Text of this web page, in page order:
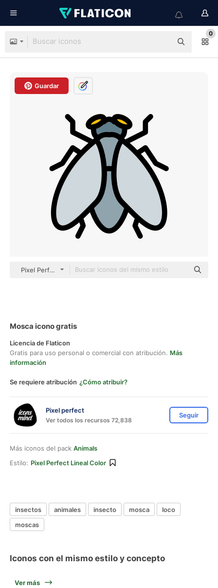
0
Guardar
Pixel Perfect Lineal Color
Mosca icono gratis
Licencia de Flaticon
Gratis para uso personal o comercial con atribución. Más
información
Se requiere atribución ¿Cómo atribuir?
Pixel perfect
Ver todos los recursos 72,838
Seguir
Más iconos del pack Animals
Estilo: Pixel Perfect Lineal Color
insectos animales insecto mosca
loco
moscas
Iconos con el mismo estilo y concepto
Ver más